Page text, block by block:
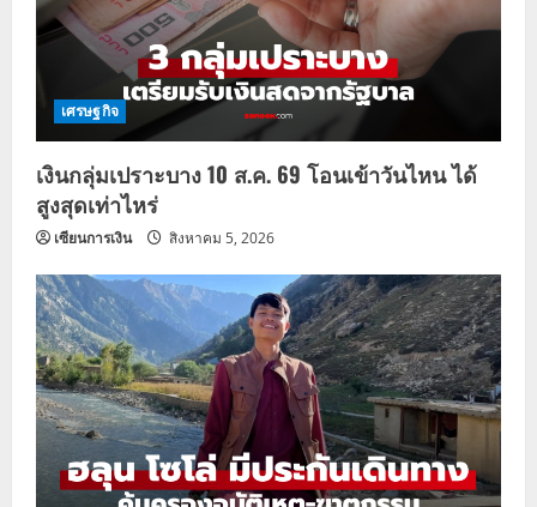
เศรษฐกิจ
เงินกลุ่มเปราะบาง 10 ส.ค. 69 โอนเข้าวันไหน ได้
สูงสุดเท่าไหร่
เซียนการเงิน สิงหาคม 5, 2026